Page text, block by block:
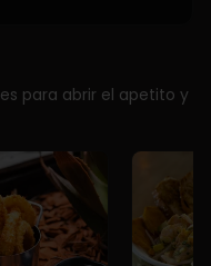
para abrir el apetito y